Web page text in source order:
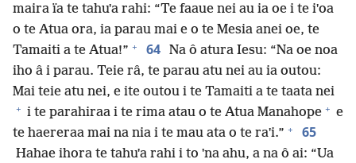
maira ïa te tahuˈa rahi: “Te faaue nei au ia oe i te iˈoa
o te Atua ora, ia parau mai e o te Mesia anei oe, te
Tamaiti a te Atua!” + 64 Na ô atura Iesu: “Na oe noa
iho â i parau. Teie râ, te parau atu nei au ia outou:
Mai teie atu nei, e ite outou i te Tamaiti a te taata nei
+ i te parahiraa i te rima atau o te Atua Manahope + e
te haereraa mai na nia i te mau ata o te raˈi.” + 65
Hahae ihora te tahuˈa rahi i to ˈna ahu, a na ô ai: “Ua